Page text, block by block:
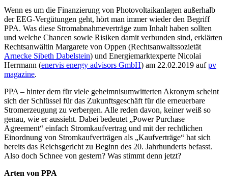
Wenn es um die Finanzierung von Photovoltaikanlagen außerhalb
der EEG-Vergütungen geht, hört man immer wieder den Begriff
PPA. Was diese Stromabnahmeverträge zum Inhalt haben sollten
und welche Chancen sowie Risiken damit verbunden sind, erklärten
Rechtsanwältin Margarete von Oppen (Rechtsanwaltssozietät
Arnecke Sibeth Dabelstein) und Energiemarktexperte Nicolai
Herrmann (enervis energy advisors GmbH) am 22.02.2019 aufpv
magazine.
PPA – hinter dem für viele geheimnisumwitterten Akronym scheint
sich der Schlüssel für das Zukunftsgeschäft für die erneuerbare
Stromerzeugung zu verbergen. Alle reden davon, keiner weiß so
genau, wie er aussieht. Dabei bedeutet „Power Purchase
Agreement“ einfach Stromkaufvertrag und mit der rechtlichen
Einordnung von Stromkaufverträgen als „Kaufverträge“ hat sich
bereits das Reichsgericht zu Beginn des 20. Jahrhunderts befasst.
Also doch Schnee von gestern? Was stimmt denn jetzt?
Arten von PPA